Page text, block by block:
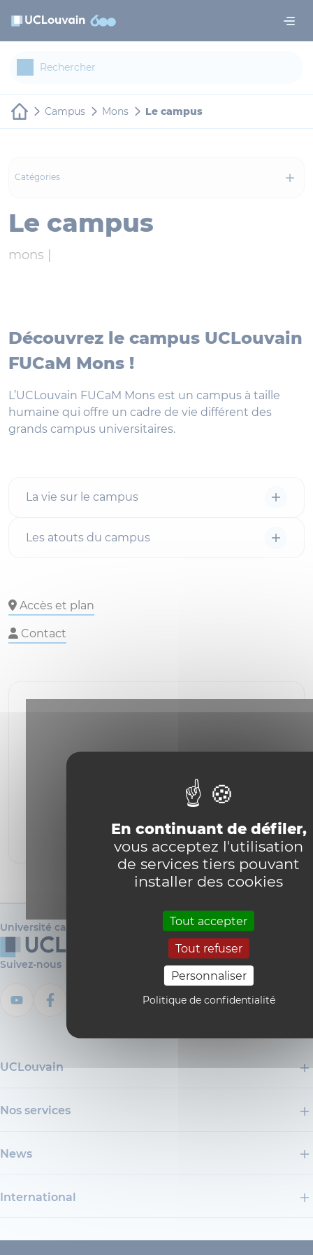
En continuant de défiler,
vous acceptez l'utilisation
de services tiers pouvant
installer des cookies
Tout accepter
Tout refuser
Personnaliser
Politique de confidentialité
Campus Mons Le campus
Catégories
Le campus
mons |
Découvrez le campus UCLouvain
FUCaM Mons !
L’UCLouvain FUCaM Mons est un campus à taille
humaine qui offre un cadre de vie différent des
grands campus universitaires.
La vie sur le campus
Les atouts du campus
Accès et plan
Contact
YouTube est désactivé.
Université catholique de Louvain
Suivez-nous
UCLouvain
Nos services
News
International